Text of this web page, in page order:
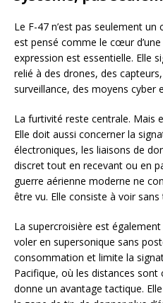
Le F-47 n’est pas seulement
est pensé comme le cœur d’une
expression est essentielle. Elle
relié à des drones, des
surveillance, des moyens cyber
La furtivité reste centrale. Mais
Elle doit aussi concerner la
électroniques, les liaisons de
discret tout en recevant ou en
guerre aérienne moderne ne
être vu. Elle consiste à voir
La supercroisière est
voler en supersonique sans
consommation et limite la
Pacifique, où les distances
donne un avantage tactique.